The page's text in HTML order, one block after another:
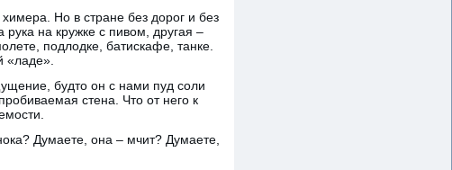
Но в стране без дорог и без
на кружке с пивом, другая –
подлодке, батискафе, танке.
«ладе».
будто он с нами пуд соли
стена. Что от него к
Думаете, она – мчит? Думаете,